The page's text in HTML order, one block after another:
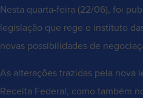
Nesta quarta-feira (22/06), foi
legislação que rege o instituto
novas possibilidades de
As alterações trazidas pela nova
Receita Federal, como também